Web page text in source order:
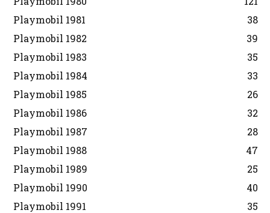
Playmobil 1981
38
Playmobil 1982
39
Playmobil 1983
35
Playmobil 1984
33
Playmobil 1985
26
Playmobil 1986
32
Playmobil 1987
28
Playmobil 1988
47
Playmobil 1989
25
Playmobil 1990
40
Playmobil 1991
35